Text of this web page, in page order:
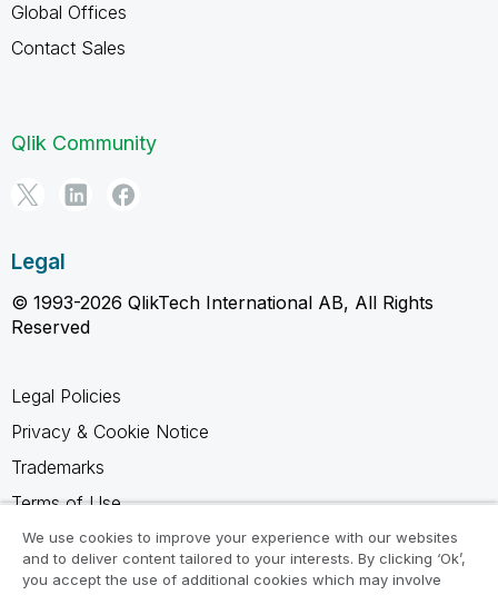
Global Offices
Contact Sales
Qlik Community
Legal
© 1993-2026 QlikTech International AB, All Rights
Reserved
Legal Policies
Privacy & Cookie Notice
Trademarks
Terms of Use
Legal Agreements
Product Terms
We use cookies to improve your experience with our websites
and to deliver content tailored to your interests. By clicking ‘Ok’,
you accept the use of additional cookies which may involve